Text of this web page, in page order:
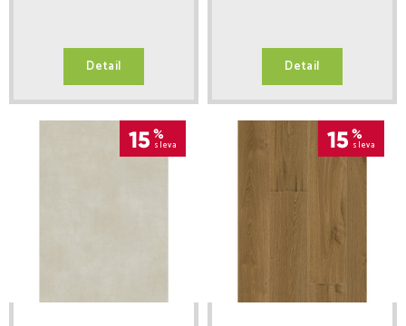
Detail Detail
15 %
sleva 15 %
sleva